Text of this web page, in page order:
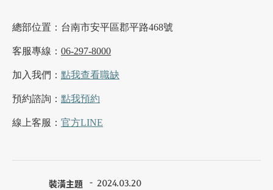
總部位置：台南市安平區郡平路468號
客服專線： 06-297-8000
加入我們： 點我查看職缺
預約諮詢： 點我預約
線上客服： 官方LINE
裝潢主題 2024.03.20